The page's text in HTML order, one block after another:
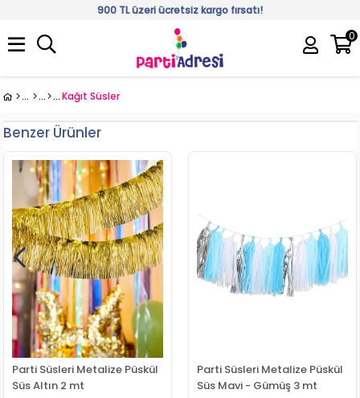
900 TL üzeri ücretsiz kargo fırsatı!
0
Kağıt Süsler
Benzer Ürünler
Parti Süsleri Metalize Püskül
Süs Altın 2 mt
Parti Süsleri Metalize Püskül
Süs Mavi - Gümüş 3 mt